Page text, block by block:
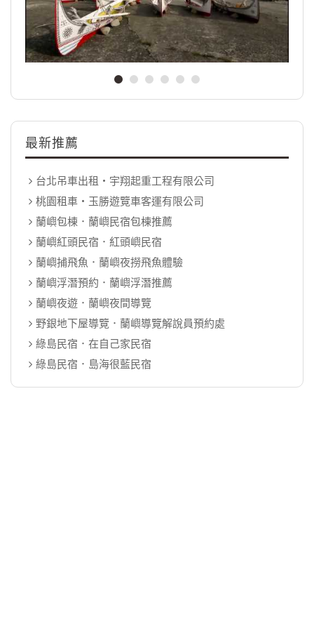
最新推薦
台北吊車出租‧宇翔起重工程有限公司
桃園租車‧玉勝遊覽車客運有限公司
蘭嶼包棟．蘭嶼民宿包棟推薦
蘭嶼紅頭民宿．紅頭嶼民宿
蘭嶼捕飛魚．蘭嶼夜撈飛魚體驗
蘭嶼浮潛預約．蘭嶼浮潛推薦
蘭嶼夜遊．蘭嶼夜間導覽
野銀地下屋導覽．蘭嶼導覽解說員預約處
綠島民宿．在自己家民宿
綠島民宿．島海很藍民宿